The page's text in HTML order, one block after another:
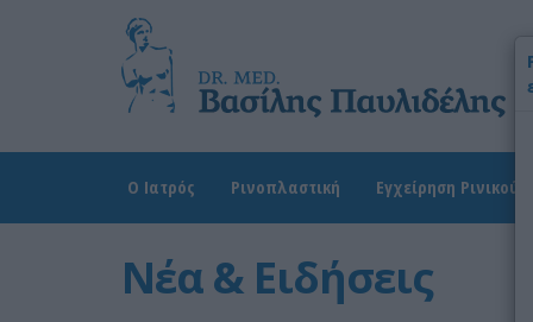
Ο Ιατρός Ρινοπλαστική Εγχείρηση Ρινικού
Νέα & Ειδήσεις